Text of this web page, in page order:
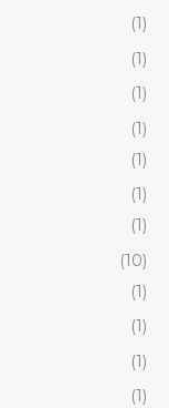
(1)
(1)
(1)
(1)
(1)
(1)
(1)
(10)
(1)
(1)
(1)
(1)